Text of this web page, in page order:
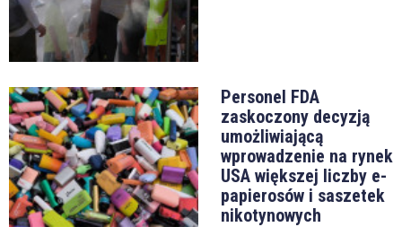
Personel FDA
zaskoczony decyzją
umożliwiającą
wprowadzenie na rynek
USA większej liczby e-
papierosów i saszetek
nikotynowych